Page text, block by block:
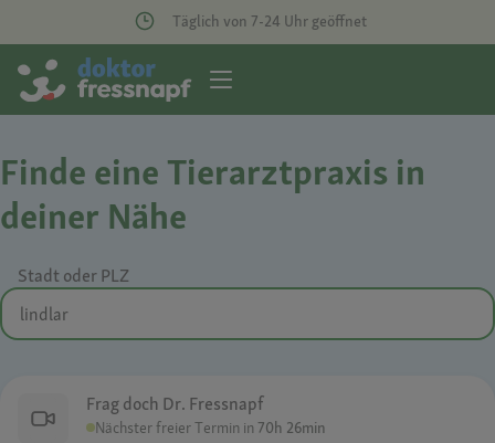
Täglich von 7-24 Uhr geöffnet
Finde eine Tierarztpraxis in
deiner Nähe
Stadt oder PLZ
Frag doch Dr. Fressnapf
Nächster freier Termin in 70h 26min